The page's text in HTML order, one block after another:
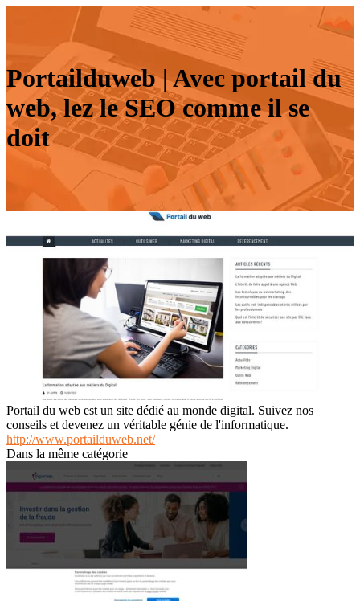
Por­tail­du­web | Avec portail du
web, lez le SEO comme il se
doit
Portail du web est un site dédié au monde digital. Suivez nos
conseils et devenez un véritable génie de l'informatique.
http://www.portailduweb.net/
Dans la même catégorie